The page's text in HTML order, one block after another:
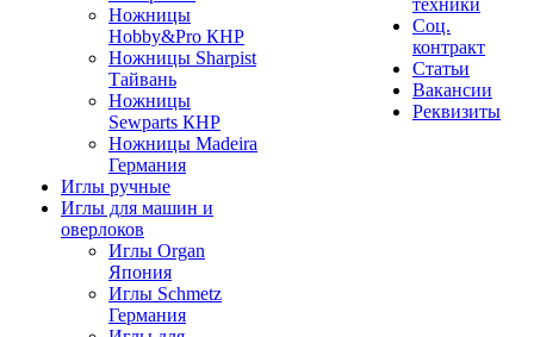
Ножницы
Hobby&Pro КНР
Ножницы Sharpist
Тайвань
Ножницы
Sewparts КНР
Ножницы Madeira
Германия
Иглы ручные
Иглы для машин и
оверлоков
Иглы Organ
Япония
Иглы Schmetz
Германия
техники
Соц.
контракт
Статьи
Вакансии
Реквизиты